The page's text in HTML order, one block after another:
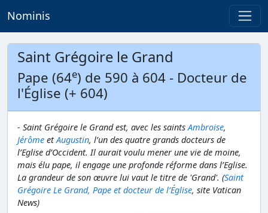
Nominis
Saint Grégoire le Grand
Pape (64e) de 590 à 604 - Docteur de
l'Église (+ 604)
- Saint Grégoire le Grand est, avec les saintsAmbroise,
Jérôme etAugustin, l’un des quatre grands docteurs de
l’Eglise d’Occident. Il aurait voulu mener une vie de moine,
mais élu pape, il engage une profonde réforme dans l’Eglise.
La grandeur de son œuvre lui vaut le titre de 'Grand'. (Saint
Grégoire Le Grand, Pape et docteur de l’Église, site Vatican
News)